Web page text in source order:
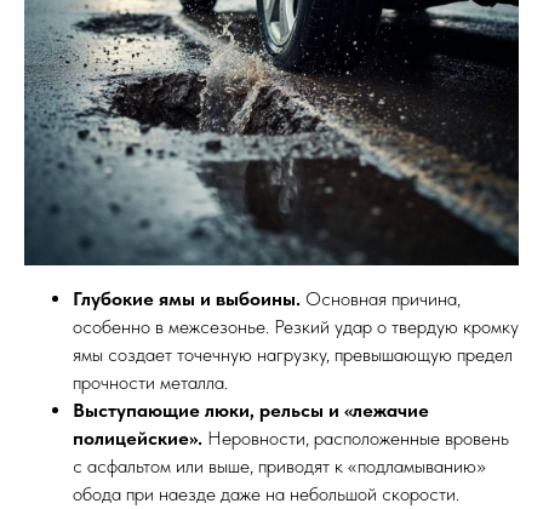
Глубокие ямы и выбоины. Основная причина,
особенно в межсезонье. Резкий удар о твердую кромку
ямы создает точечную нагрузку, превышающую предел
прочности металла.
Выступающие люки, рельсы и «лежачие
полицейские». Неровности, расположенные вровень
с асфальтом или выше, приводят к «подламыванию»
обода при наезде даже на небольшой скорости.